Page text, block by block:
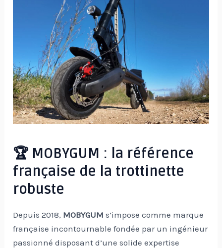
🏆 MOBYGUM : la référence
française de la trottinette
robuste
Depuis 2018, MOBYGUM s’impose comme marque
française incontournable fondée par un ingénieur
passionné disposant d’une solide expertise